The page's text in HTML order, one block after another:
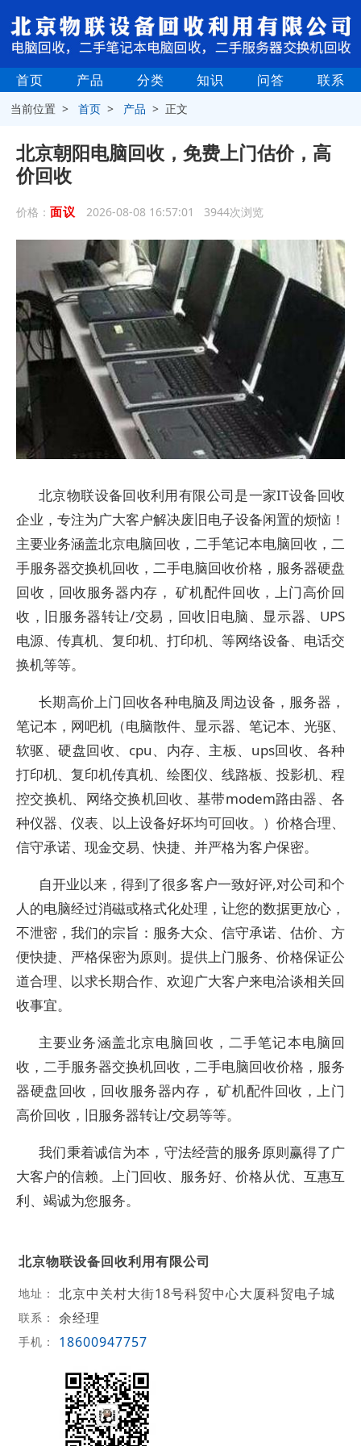
首页 产品 分类 知识 问答 联系
当前位置 >首页 > 产品 > 正文
北京朝阳电脑回收，免费上门估价，高
价回收
价格： 面议 2026-08-08 16:57:01 3944次浏览
北京物联设备回收利用有限公司是一家IT设备回收
企业，专注为广大客户解决废旧电子设备闲置的烦恼！
主要业务涵盖北京电脑回收，二手笔记本电脑回收，二
手服务器交换机回收，二手电脑回收价格，服务器硬盘
回收，回收服务器内存， 矿机配件回收，上门高价回
收，旧服务器转让/交易，回收旧电脑、显示器、UPS
电源、传真机、复印机、打印机、等网络设备、电话交
换机等等。
长期高价上门回收各种电脑及周边设备，服务器，
笔记本，网吧机（电脑散件、显示器、笔记本、光驱、
软驱、硬盘回收、cpu、内存、主板、ups回收、各种
打印机、复印机传真机、绘图仪、线路板、投影机、程
控交换机、网络交换机回收、基带modem路由器、各
种仪器、仪表、以上设备好坏均可回收。）价格合理、
信守承诺、现金交易、快捷、并严格为客户保密。
自开业以来，得到了很多客户一致好评,对公司和个
人的电脑经过消磁或格式化处理，让您的数据更放心，
不泄密，我们的宗旨：服务大众、信守承诺、估价、方
便快捷、严格保密为原则。提供上门服务、价格保证公
道合理、以求长期合作、欢迎广大客户来电洽谈相关回
收事宜。
主要业务涵盖北京电脑回收，二手笔记本电脑回
收，二手服务器交换机回收，二手电脑回收价格，服务
器硬盘回收，回收服务器内存， 矿机配件回收，上门
高价回收，旧服务器转让/交易等等。
我们秉着诚信为本，守法经营的服务原则赢得了广
大客户的信赖。上门回收、服务好、价格从优、互惠互
利、竭诚为您服务。
北京物联设备回收利用有限公司
地址： 北京中关村大街18号科贸中心大厦科贸电子城
联系： 余经理
手机： 18600947757